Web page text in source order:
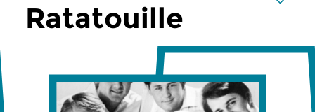
Ratatouille